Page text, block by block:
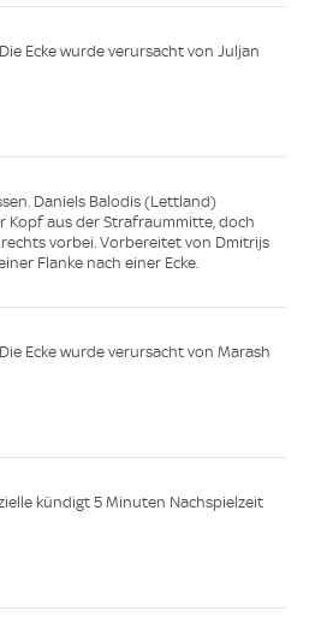
Ecke wurde verursacht von Juljan
Daniels Balodis (Lettland)
Kopf aus der Strafraummitte, doch
vorbei. Vorbereitet von Dmitrijs
Flanke nach einer Ecke.
Ecke wurde verursacht von Marash
kündigt 5 Minuten Nachspielzeit